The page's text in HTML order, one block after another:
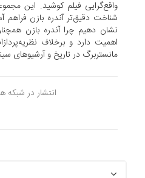
واقع‌گرایی فیلم کوشید. این
شناخت دقیق‌تر آندره بازن
نشان دهیم چرا آندره بازن
اهمیت دارد و برخلاف
مانستربرگ در تاریخ و آرشیوهای
انتشار در شبکه